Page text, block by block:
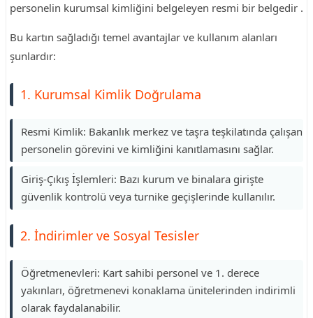
personelin kurumsal kimliğini belgeleyen resmi bir belgedir .
Bu kartın sağladığı temel avantajlar ve kullanım alanları
şunlardır:
1. Kurumsal Kimlik Doğrulama
Resmi Kimlik: Bakanlık merkez ve taşra teşkilatında çalışan
personelin görevini ve kimliğini kanıtlamasını sağlar.
Giriş-Çıkış İşlemleri: Bazı kurum ve binalara girişte
güvenlik kontrolü veya turnike geçişlerinde kullanılır.
2. İndirimler ve Sosyal Tesisler
Öğretmenevleri: Kart sahibi personel ve 1. derece
yakınları, öğretmenevi konaklama ünitelerinden indirimli
olarak faydalanabilir.